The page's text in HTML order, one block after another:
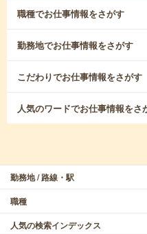
職種でお仕事情報をさがす
勤務地でお仕事情報をさがす
こだわりでお仕事情報をさがす
人気のワードでお仕事情報をさ
勤務地 / 路線・駅
職種
人気の検索インデックス